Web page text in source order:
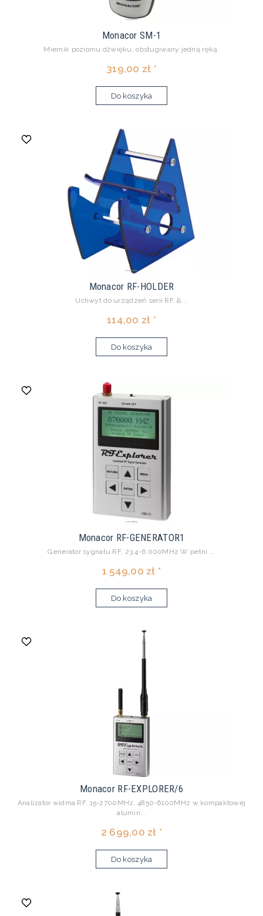
Monacor SM-1
Miernik poziomu dźwięku, obsługiwany jedną ręką.
319,00 zł *
Do koszyka
Monacor RF-HOLDER
Uchwyt do urządzeń serii RF. &...
114,00 zł *
Do koszyka
Monacor RF-GENERATOR1
Generator sygnału RF, 23.4-6 000MHz W pełni ...
1 549,00 zł *
Do koszyka
Monacor RF-EXPLORER/6
Analizator widma RF, 15-2700MHz, 4850-6100MHz w kompaktowej
alumin...
2 699,00 zł *
Do koszyka